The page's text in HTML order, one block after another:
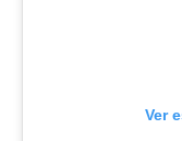
Ver